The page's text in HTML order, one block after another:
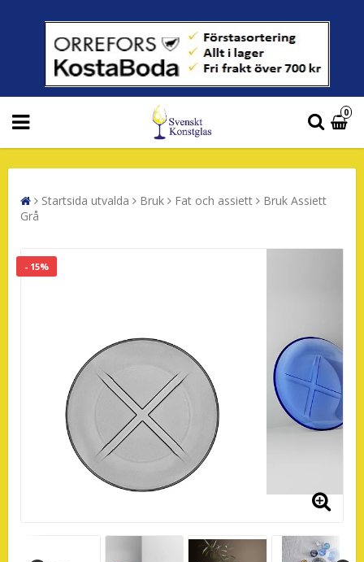
0
Startsida utvalda Bruk Fat och assiett
Bruk Assiett
Grå
- 15%